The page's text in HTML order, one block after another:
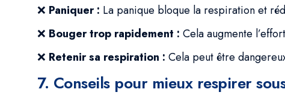
❌ Paniquer : La panique bloque la respiration et
❌ Bouger trop rapidement : Cela augmente
❌ Retenir sa respiration : Cela peut être
7. Conseils pour mieux respirer